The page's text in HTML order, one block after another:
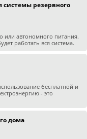
системы резервного
или автономного питания.
работать вся система.
бесплатной и
- это
дома